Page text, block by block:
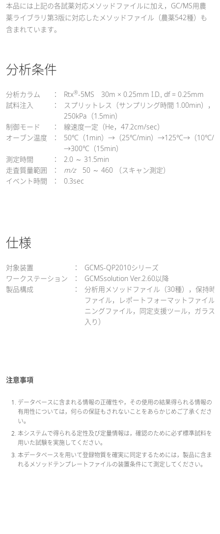
本品には上記の各試薬対応メソッドファイルに加え，GC/MS用農
薬ライブラリ第3版に対応したメソッドファイル（農薬542種）も
含まれています。
分析条件
分析カラム ： Rtx®-5MS 30m × 0.25mm I.D., df = 0.25mm
試料注入
：
スプリットレス（サンプリング時間 1.00min），
250kPa（1.5min）
制御モード
：
線速度一定（He，47.2cm/sec）
オーブン温度
：
50℃（1min）→（25℃/min）→125℃→（10℃/
→300℃（15min）
測定時間
：
2.0 ～ 31.5min
走査質量範囲
： m/z50 ～ 460 （スキャン測定）
イベント時間
： 0.3sec
仕様
対象装置 ：
GCMS-QP2010シリーズ
ワークステーション
：
GCMSsolution Ver.2.60以降
製品構成
：
分析用メソッドファイル（30種），保持時
ファイル，レポートフォーマットファイル
ニングファイル，同定支援ツール，ガラス
入り）
注意事項
データベースに含まれる情報の正確性や，その使用の結果得られる情報の
有用性については，何らの保証もされないことをあらかじめご了承くださ
い。
本システムで得られる定性及び定量情報は，確認のために必ず標準試料を
用いた試験を実施してください。
本データベースを用いて登録物質を確実に同定するためには，製品に含ま
れるメソッドテンプレートファイルの装置条件にて測定してください。